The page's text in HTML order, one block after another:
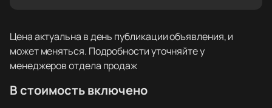
Цена актуальна в день публикации объявления, и
может меняться. Подробности уточняйте у
менеджеров отдела продаж
В стоимость включено